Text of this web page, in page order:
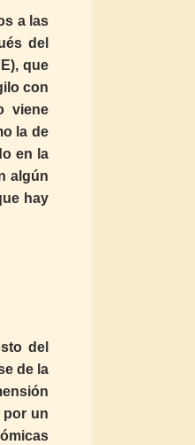
a las
del
que
con
viene
la de
en la
algún
hay
del
de la
por un